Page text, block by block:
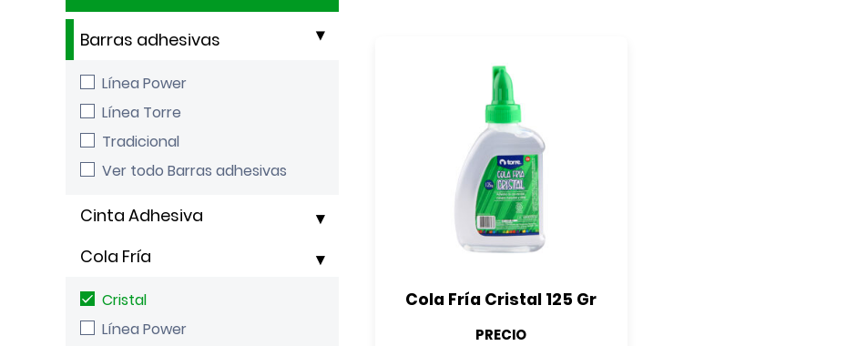
Línea Power
Línea Torre
Tradicional
Ver todo Barras adhesivas
Barras adhesivas
Cinta Adhesiva
Cristal
Línea Power
Cola Fría
Cola Fría Cristal 125 Gr
PRECIO